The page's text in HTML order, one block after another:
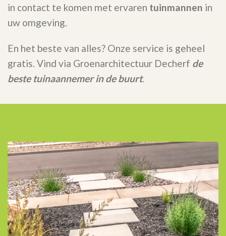
in contact te komen met ervaren tuinmannen in
uw omgeving.
En het beste van alles? Onze service is geheel
gratis. Vind via Groenarchitectuur Decherf de
beste tuinaannemer in de buurt.